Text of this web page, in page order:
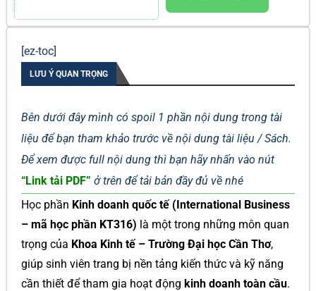
[ez-toc]
LƯU Ý QUAN TRỌNG
Bên dưới đây mình có spoil 1 phần nội dung trong tài
liệu để bạn tham khảo trước về nội dung tài liệu / Sách.
Để xem được full nội dung thì bạn hãy nhấn vào nút
“Link tải PDF” ở trên để tải bản đầy đủ về nhé
Học phần Kinh doanh quốc tế (International Business
– mã học phần KT316) là một trong những môn quan
trọng của Khoa Kinh tế – Trường Đại học Cần Thơ,
giúp sinh viên trang bị nền tảng kiến thức và kỹ năng
cần thiết để tham gia hoạt động kinh doanh toàn cầu.